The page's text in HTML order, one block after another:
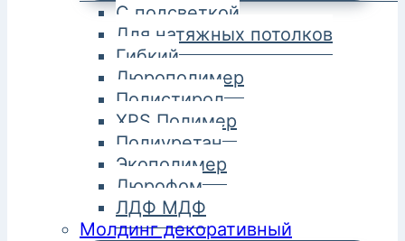
С подсветкой
Для натяжных потолков
Гибкий
Дюрополимер
Полистирол
XPS Полимер
Полиуретан
Экополимер
Дюрофом
ЛДФ МДФ
Молдинг декоративный